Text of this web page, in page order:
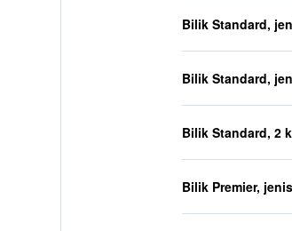
Bilik Standard,
Bilik Standard,
Bilik Standard, 2
Bilik Premier,